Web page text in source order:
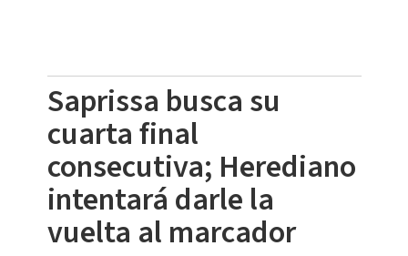
Saprissa busca su
cuarta final
consecutiva; Herediano
intentará darle la
vuelta al marcador